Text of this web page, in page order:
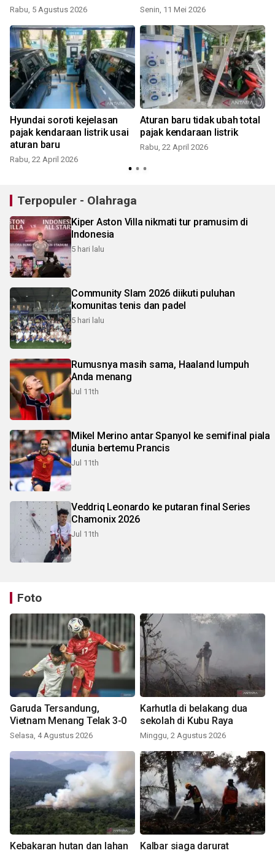
Rabu, 5 Agustus 2026 Senin, 11 Mei 2026
Hyundai soroti kejelasan
pajak kendaraan listrik usai
aturan baru
Rabu, 22 April 2026
Aturan baru tidak ubah total
pajak kendaraan listrik
Rabu, 22 April 2026
Terpopuler - Olahraga
Kiper Aston Villa nikmati tur pramusim di
Indonesia
5 hari lalu
Community Slam 2026 diikuti puluhan
komunitas tenis dan padel
5 hari lalu
Rumusnya masih sama, Haaland lumpuh
Anda menang
Jul 11th
Mikel Merino antar Spanyol ke semifinal piala
dunia bertemu Prancis
Jul 11th
Veddriq Leonardo ke putaran final Series
Chamonix 2026
Jul 11th
Foto
Garuda Tersandung,
Vietnam Menang Telak 3-0
Selasa, 4 Agustus 2026
Karhutla di belakang dua
sekolah di Kubu Raya
Minggu, 2 Agustus 2026
Kebakaran hutan dan lahan
Kalbar siaga darurat